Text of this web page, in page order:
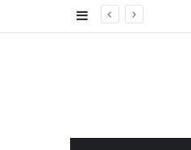
إضافة عمود